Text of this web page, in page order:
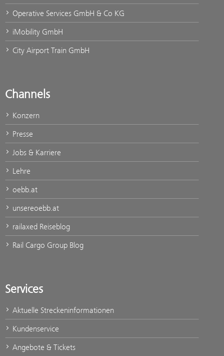
Operative Services GmbH & Co KG
iMobility GmbH
City Airport Train GmbH
Channels
Konzern
Presse
Jobs & Karriere
Lehre
oebb.at
unsereoebb.at
railaxed Reiseblog
Rail Cargo Group Blog
Services
Aktuelle Streckeninformationen
Kundenservice
Angebote & Tickets